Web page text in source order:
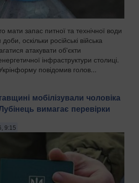
запас питної та технічної води
оскільки російські війська
атакувати об'єкти
інфраструктури столиці.
повідомив голов...
мобілізували чоловіка
вимагає перевірки
9:15